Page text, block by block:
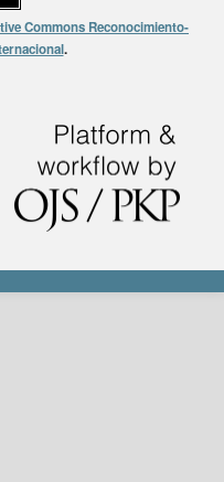
Commons Reconocimiento-
.